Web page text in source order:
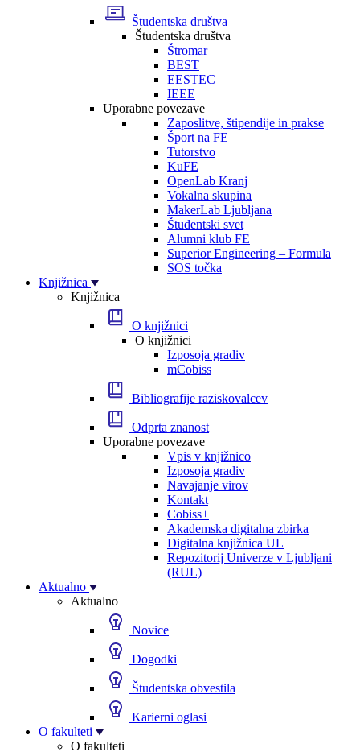
Študentska društva
Študentska društva
Štromar
BEST
EESTEC
IEEE
Uporabne povezave
Zaposlitve, štipendije in prakse
Šport na FE
Tutorstvo
KuFE
OpenLab Kranj
Vokalna skupina
MakerLab Ljubljana
Študentski svet
Alumni klub FE
Superior Engineering – Formula
SOS točka
Knjižnica
Knjižnica
O knjižnici
O knjižnici
Izposoja gradiv
mCobiss
Bibliografije raziskovalcev
Odprta znanost
Uporabne povezave
Vpis v knjižnico
Izposoja gradiv
Navajanje virov
Kontakt
Cobiss+
Akademska digitalna zbirka
Digitalna knjižnica UL
Repozitorij Univerze v Ljubljani
(RUL)
Aktualno
Aktualno
Novice
Dogodki
Študentska obvestila
Karierni oglasi
O fakulteti
O fakulteti